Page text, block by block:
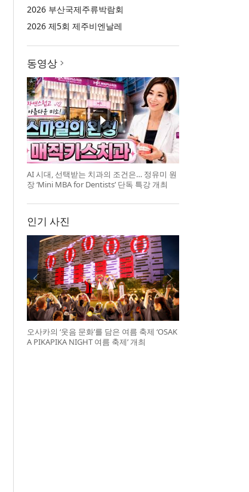
2026 부산국제주류박람회
2026 제5회 제주비엔날레
동영상
AI 시대, 선택받는 치과의 조건은… 정유미 원
장 ‘Mini MBA for Dentists’ 단독 특강 개최
인기 사진
오사카의 ‘웃음 문화’를 담은 여름 축제 ‘OSAK
A PIKAPIKA NIGHT 여름 축제’ 개최